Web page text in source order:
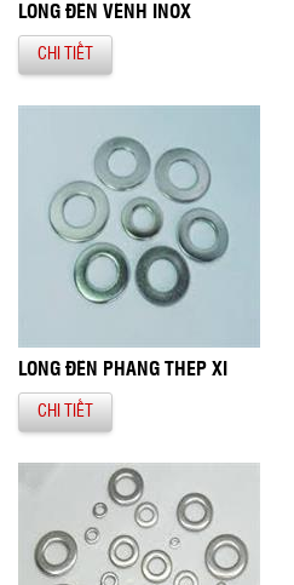
LONG ĐỀN VÊNH INOX
CHI TIẾT
LONG ĐỀN PHẲNG THÉP XI
CHI TIẾT